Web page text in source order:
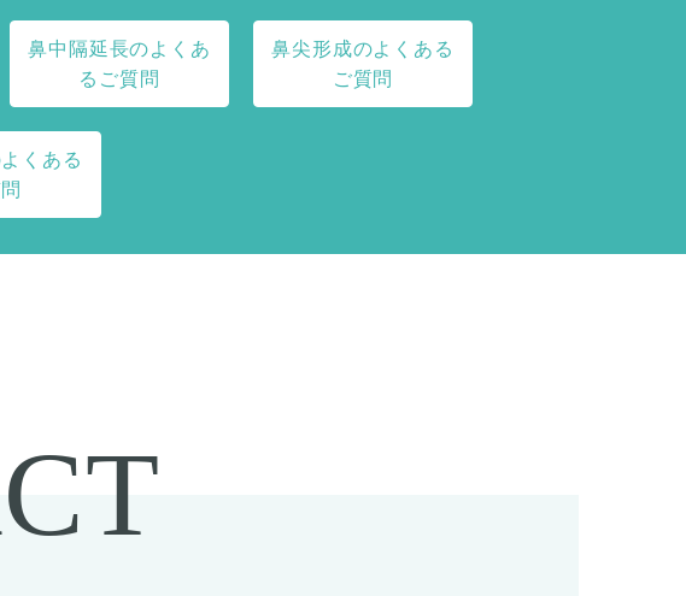
鼻中隔延長のよくあ
るご質問
鼻尖形成のよくある
ご質問
くある